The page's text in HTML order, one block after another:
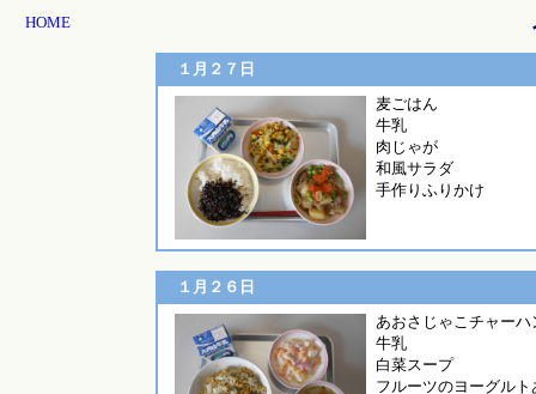
HOME
１月２７日
麦ごはん
牛乳
肉じゃが
和風サラダ
手作りふりかけ
１月２６日
あおさじゃこチャー
牛乳
白菜スープ
フルーツのヨーグルト